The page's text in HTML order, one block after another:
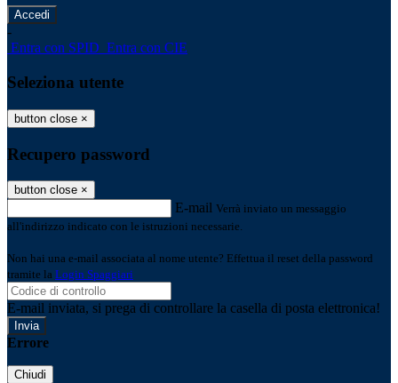
-
Entra con SPID Entra con CIE
Seleziona utente
button close ×
Recupero password
button close ×
E-mail Verrà inviato un messaggio
all'indirizzo indicato con le istruzioni necessarie.
Non hai una e-mail associata al nome utente? Effettua il reset della password
tramite la Login Spaggiari
E-mail inviata, si prega di controllare la casella di posta elettronica!
Errore
Chiudi